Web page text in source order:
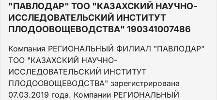
"ПАВЛОДАР" ТОО "КАЗАХСКИЙ НАУЧНО-
ИССЛЕДОВАТЕЛЬСКИЙ ИНСТИТУТ
ПЛОДООВОЩЕВОДСТВА" 190341007486
Компания РЕГИОНАЛЬНЫЙ ФИЛИАЛ "ПАВЛОДАР"
ТОО "КАЗАХСКИЙ НАУЧНО-
ИССЛЕДОВАТЕЛЬСКИЙ ИНСТИТУТ
ПЛОДООВОЩЕВОДСТВА" зарегистрирована
07.03.2019 года. Компании РЕГИОНАЛЬНЫЙ